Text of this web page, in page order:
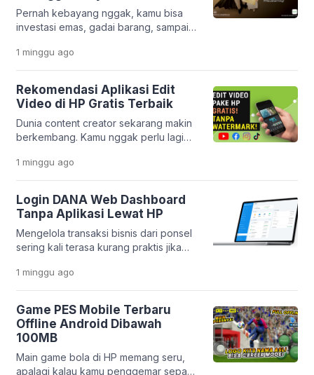
yang sering ngelag kalau dipakai main
game berat. Belum […]
Pernah kebayang nggak, kamu bisa
investasi emas, gadai barang, sampai
satu aplikasi di HP? Di era digital
seperti sekarang, semua itu bukan lagi
hal yang sulit. Melalui inovasi
terbarunya, PT Pegadaian
menghadirkan aplikasi yang makin
lengkap dan praktis. Layanan
Pegadaian Digital kini berevolusi jadi
terintegrasi. […]
1 minggu ago
Rekomendasi Aplikasi Edit
Video di HP Gratis Terbaik
Dunia content creator sekarang makin
berkembang. Kamu nggak perlu lagi
keren. Cukup pakai HP, kamu sudah
bisa menghasilkan konten yang
menarik dan profesional. Platform
seperti TikTok, Instagram Reels, dan
YouTube Shorts bikin kebutuhan
editing video makin tinggi. Tapi
masalahnya, banyak orang bingung
gratis, mudah dipakai, […]
1 minggu ago
Login DANA Web Dashboard
Tanpa Aplikasi Lewat HP
Mengelola transaksi bisnis dari ponsel
sering kali terasa kurang praktis jika
sekaligus. Apalagi jika memori HP
sudah mulai penuh atau kamu ingin
bekerja lebih cepat tanpa berpindah-
pindah aplikasi. Kabar baiknya, DANA
menyediakan layanan Dashboard Web
yang bisa diakses langsung melalui
browser. Platform ini memudahkan
1 minggu ago
Game PES Mobile Terbaru
Offline Android Dibawah
100MB
Main game bola di HP memang seru,
apalagi kalau kamu penggemar sepak